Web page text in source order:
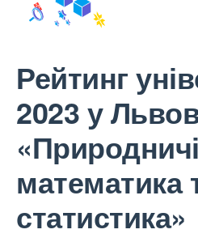
Рейтинг
2023 у
математика
статистика»